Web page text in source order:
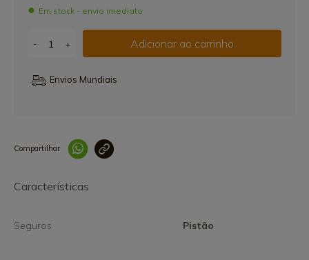
Em stock - envio imediato
- + Adicionar ao carrinho
Envios Mundiais
Compartilhar
Características
Seguros Pistão